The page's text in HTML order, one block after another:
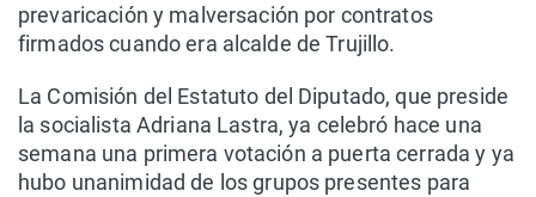
prevaricación y malversación por contratos
firmados cuando era alcalde de Trujillo.
La Comisión del Estatuto del Diputado, que preside
la socialista Adriana Lastra, ya celebró hace una
semana una primera votación a puerta cerrada y ya
hubo unanimidad de los grupos presentes para